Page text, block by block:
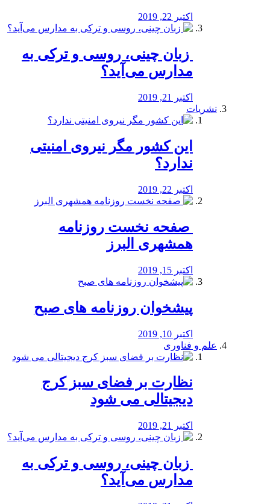
اکتبر 22, 2019
️ زبان چینی، روسی و ترکی به
مدارس می‌آید؟
اکتبر 21, 2019
نشریات
این کشور مگر نیروی امنیتی
ندارد؟
اکتبر 22, 2019
️ صفحه نخست روزنامه‌
همشهری البرز
اکتبر 15, 2019
پیشخوان روزنامه های صبح
اکتبر 10, 2019
علم و فناوری
نظارت بر فضای سبز کرج
دیجیتالی می شود
اکتبر 21, 2019
️ زبان چینی، روسی و ترکی به
مدارس می‌آید؟